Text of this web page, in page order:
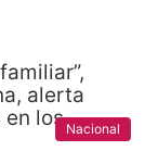
Nacional